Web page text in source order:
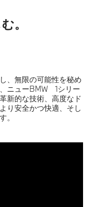
。
、無限の可能性を秘め
ニューBMW 1シリー
新的な技術、高度なド
り安全かつ快適、そし
。